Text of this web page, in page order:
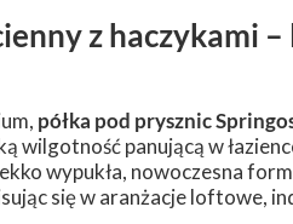
z haczykami
półka pod prysznic
wilgotność panującą w
wypukła, nowoczesna
się w aranżacje loftowe,